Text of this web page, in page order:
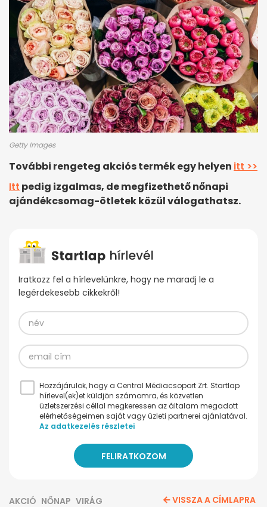
Getty Images
További rengeteg akciós termék egy helyen itt >>
Itt pedig izgalmas, de megfizethető nőnapi
ajándékcsomag-ötletek közül válogathatsz.
Iratkozz fel a hírlevelünkre, hogy ne maradj le a
legérdekesebb cikkekről!
Hozzájárulok, hogy a Central Médiacsoport Zrt. Startlap
hírlevel(ek)et küldjön számomra, és közvetlen
üzletszerzési céllal megkeressen az általam megadott
elérhetőségeimen saját vagy üzleti partnerei ajánlatával.
Az adatkezelés részletei
AKCIÓ NŐNAP VIRÁG VISSZA A CÍMLAPRA